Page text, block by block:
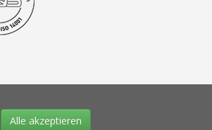
Alle akzeptieren